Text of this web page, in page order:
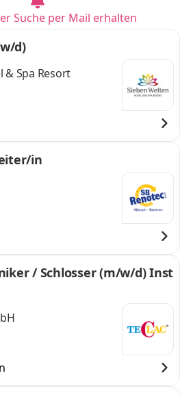
Suche per Mail erhalten
d)
& Spa Resort
in
/ Schlosser (m/w/d) Inst